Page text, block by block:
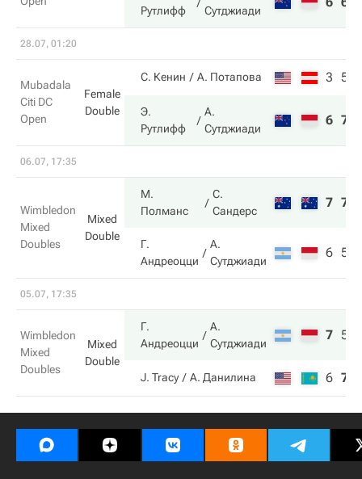
Рутлифф
Сутджиади
28.07, 01:20
Mubadala
Citi DC
Open
Female
Double
С. Кенин А. Потапова 3 5
Э.
Рутлифф
А.
Сутджиади
6 7
06.07, 17:35
Wimbledon
Mixed
Doubles
Mixed
Double
М.
Полманс
С.
Сандерс
7 7
Г.
Андреоцци
А.
Сутджиади
6 5
05.07, 17:35
Wimbledon
Mixed
Doubles
Mixed
Double
Г.
Андреоцци
А.
Сутджиади
7 5
J. Tracy А. Данилина 6 7